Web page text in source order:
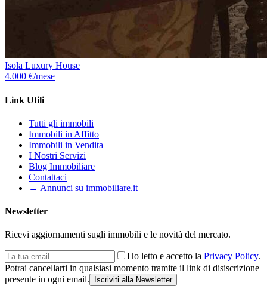
Isola Luxury House
4.000 €/mese
Link Utili
Tutti gli immobili
Immobili in Affitto
Immobili in Vendita
I Nostri Servizi
Blog Immobiliare
Contattaci
→ Annunci su immobiliare.it
Newsletter
Ricevi aggiornamenti sugli immobili e le novità del mercato.
Ho letto e accetto la Privacy Policy.
Potrai cancellarti in qualsiasi momento tramite il link di disiscrizione
presente in ogni email.
Iscriviti alla Newsletter